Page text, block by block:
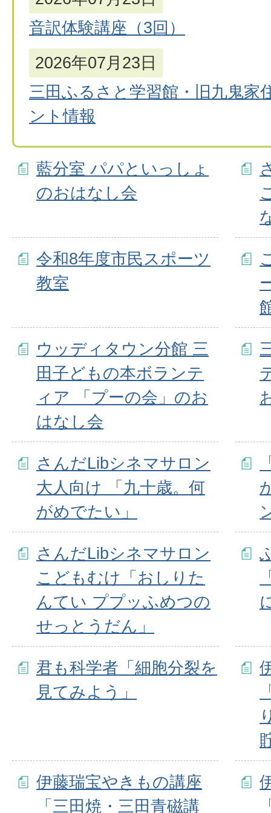
音訳体験講座（3回）
2026年07月23日
三田ふるさと学習館・旧九鬼家
ント情報
藍分室 パパといっしょ
のおはなし会
令和8年度市民スポーツ
教室
ウッディタウン分館 三
田子どもの本ボランテ
ィア 「プーの会」のお
はなし会
さんだLibシネマサロン
大人向け 「九十歳。何
がめでたい」
さんだLibシネマサロン
こどもむけ「おしりた
んてい ププッふめつの
せっとうだん」
君も科学者「細胞分裂を
見てみよう」
伊藤瑞宝やきもの講座
「三田焼・三田青磁講